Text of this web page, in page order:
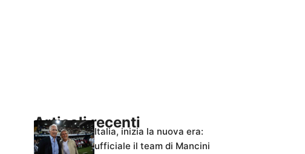
Articoli recenti
Italia, inizia la nuova era:
ufficiale il team di Mancini